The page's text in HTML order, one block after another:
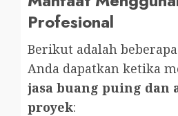
Profesional
Berikut adalah
Anda dapatkan ketika
jasa buang puing dan
proyek: